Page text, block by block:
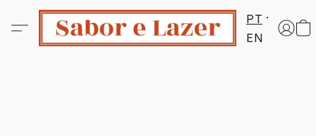
PT
EN